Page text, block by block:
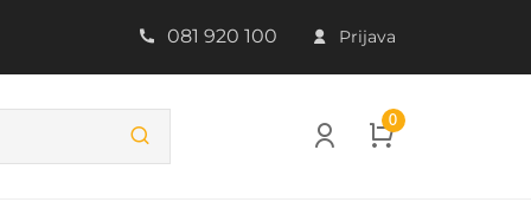
081 920 100 Prijava
0